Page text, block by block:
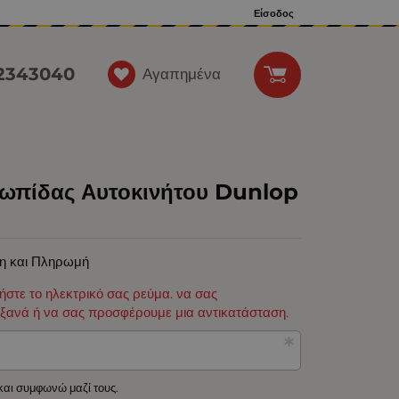
Είσοδος
Αγαπημένα
Αυτοκινήτου Dunlop
και Πληρωμή
το ηλεκτρικό σας ρεύμα. να σας
ή να σας προσφέρουμε μια αντικατάσταση.
συμφωνώ μαζί τους.